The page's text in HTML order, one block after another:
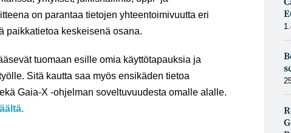
on parantaa tietojen yhteentoimivuutta eri
paikkatietoa keskeisenä osana.
tuomaan esille omia käyttötapauksia ja
Sitä kautta saa myös ensikäden tietoa
Gaia-X -ohjelman soveltuvuudesta omalle alalle.